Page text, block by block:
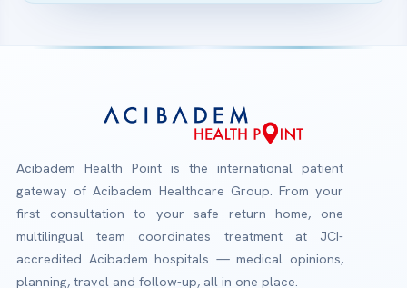
Acibadem Health Point is the international patient
gateway of Acibadem Healthcare Group. From your
first consultation to your safe return home, one
multilingual team coordinates treatment at JCI-
accredited Acibadem hospitals — medical opinions,
planning, travel and follow-up, all in one place.